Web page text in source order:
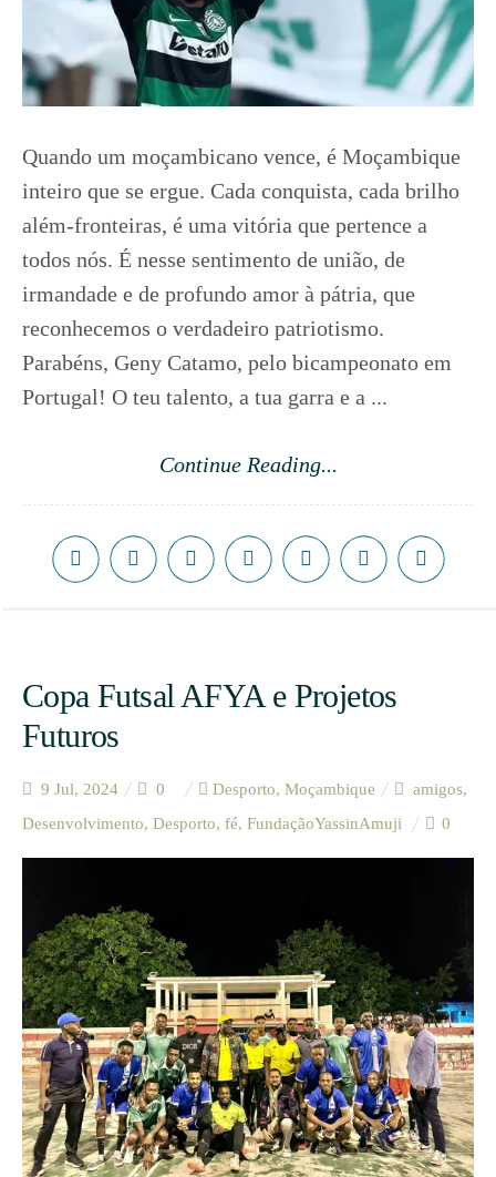
Quando um moçambicano vence, é Moçambique
inteiro que se ergue. Cada conquista, cada brilho
além-fronteiras, é uma vitória que pertence a
todos nós. É nesse sentimento de união, de
irmandade e de profundo amor à pátria, que
reconhecemos o verdadeiro patriotismo.
Parabéns, Geny Catamo, pelo bicampeonato em
Portugal! O teu talento, a tua garra e a ...
Continue Reading...
Copa Futsal AFYA e Projetos
Futuros
9 Jul, 2024 0 Desporto, Moçambique amigos,
Desenvolvimento, Desporto, fé, FundaçãoYassinAmuji 0